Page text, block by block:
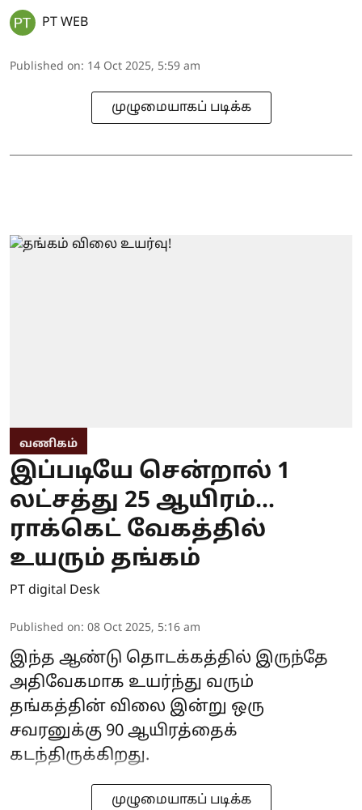
PT WEB
Published on: 14 Oct 2025, 5:59 am
முழுமையாகப் படிக்க
வணிகம்
இப்படியே சென்றால் 1
லட்சத்து 25 ஆயிரம்...
ராக்கெட் வேகத்தில்
உயரும் தங்கம்
PT digital Desk
Published on: 08 Oct 2025, 5:16 am
இந்த ஆண்டு தொடக்கத்தில் இருந்தே
அதிவேகமாக உயர்ந்து வரும்
தங்கத்தின் விலை இன்று ஒரு
சவரனுக்கு 90 ஆயிரத்தைக்
கடந்திருக்கிறது.
முழுமையாகப் படிக்க